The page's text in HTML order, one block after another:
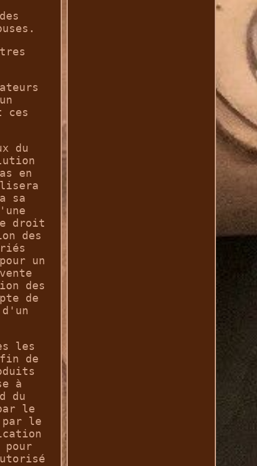
ces
du
en
sa
droit
des
un
des
de
les
de
à
du
le
le